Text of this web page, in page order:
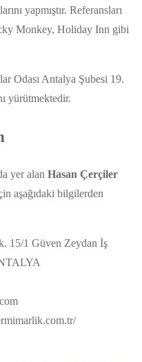
yapmıştır. Referansları
Monkey, Holiday Inn gibi
Odası Antalya Şubesi 19.
yürütmektedir.
yer alan Hasan Çerçiler
aşağıdaki bilgilerden
15/1 Güven Zeydan İş